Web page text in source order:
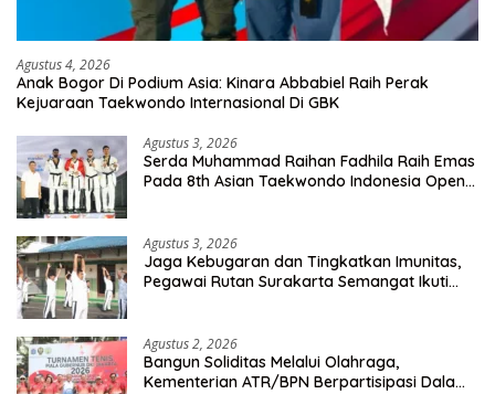
Agustus 4, 2026
Anak Bogor Di Podium Asia: Kinara Abbabiel Raih Perak
Kejuaraan Taekwondo Internasional Di GBK
Agustus 3, 2026
Serda Muhammad Raihan Fadhila Raih Emas
Pada 8th Asian Taekwondo Indonesia Open
Agustus 3, 2026
Jaga Kebugaran dan Tingkatkan Imunitas,
Pegawai Rutan Surakarta Semangat Ikuti
Agustus 2, 2026
Bangun Soliditas Melalui Olahraga,
Kementerian ATR/BPN Berpartisipasi Dalam